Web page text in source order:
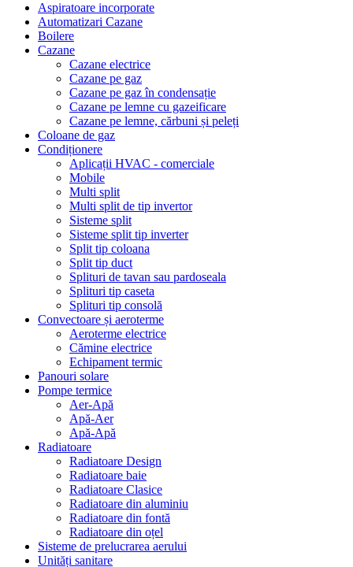
Aspiratoare incorporate
Automatizari Cazane
Boilere
Cazane
Cazane electrice
Cazane pe gaz
Cazane pe gaz în condensație
Cazane pe lemne cu gazeificare
Cazane pe lemne, cărbuni și peleți
Coloane de gaz
Condiționere
Aplicații HVAC - comerciale
Mobile
Multi split
Multi split de tip invertor
Sisteme split
Sisteme split tip inverter
Split tip coloana
Split tip duct
Splituri de tavan sau pardoseala
Splituri tip caseta
Splituri tip consolă
Convectoare și aeroterme
Aeroterme electrice
Cămine electrice
Echipament termic
Panouri solare
Pompe termice
Aer-Apă
Apă-Aer
Apă-Apă
Radiatoare
Radiatoare Design
Radiatoare baie
Radiatoare Clasice
Radiatoare din aluminiu
Radiatoare din fontă
Radiatoare din oțel
Sisteme de prelucrarea aerului
Unități sanitare